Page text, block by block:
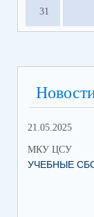
31
21.05.2025
МКУ ЦСУ
УЧЕБНЫЕ